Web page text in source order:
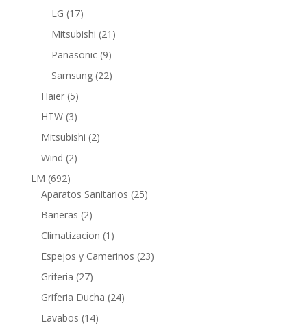
LG 1717
productos
Mitsubishi 21 21
Panasonic 99
productos
Samsung 2222
Haier 55
productos
HTW 33
productos
Mitsubishi 22
Wind 22
LM 692692
productos
Aparatos Sanitarios 2525
Bañeras 22
productos
Climatizacion 1 1
producto
Espejos y Camerinos 2323
Griferia 2727
productos
Griferia Ducha 2424
Lavabos 1414